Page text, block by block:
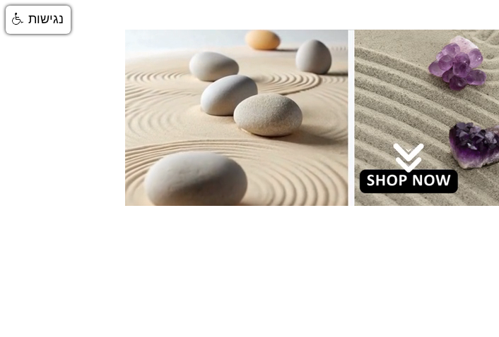
נגישות